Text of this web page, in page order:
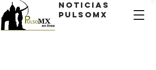
Noticias
PulsoMX